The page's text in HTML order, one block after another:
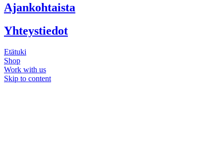
Ajankohtaista
Yhteystiedot
Etätuki
Shop
Work with us
Skip to content